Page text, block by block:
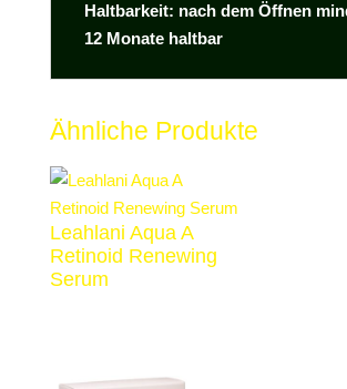
Haltbarkeit: nach dem Öffnen
12 Monate haltbar
Ähnliche Produkte
Leahlani Aqua A
Retinoid Renewing
Serum